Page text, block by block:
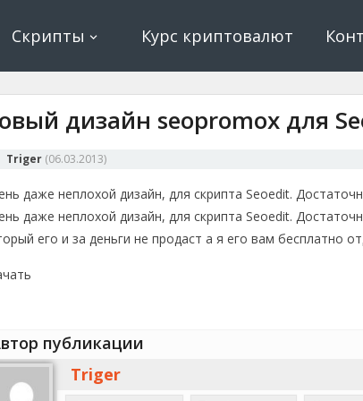
криптовалюта
Скрипты Курс криптовалют
дизайн seopromox для
Triger (06.03.2013)
даже неплохой дизайн, для скрипта Seoedit.
даже неплохой дизайн, для скрипта Seoedit.
его и за деньги не продаст а я его вам бесплатно
публикации
Triger